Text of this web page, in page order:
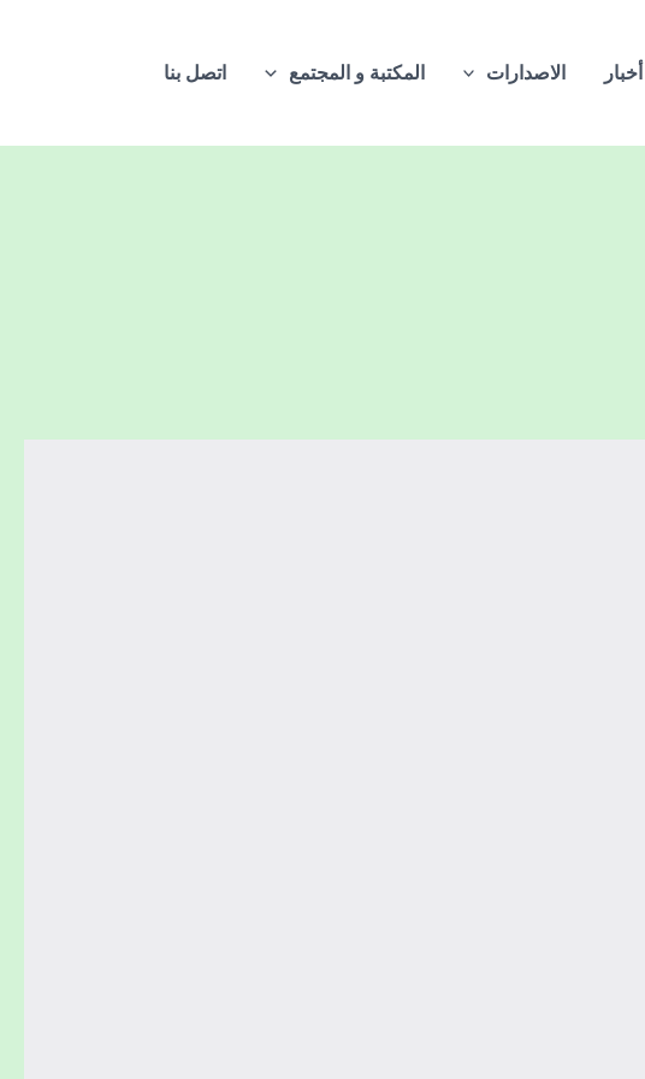
أخبار الاصدارات المكتبة و المجتمع اتصل بنا